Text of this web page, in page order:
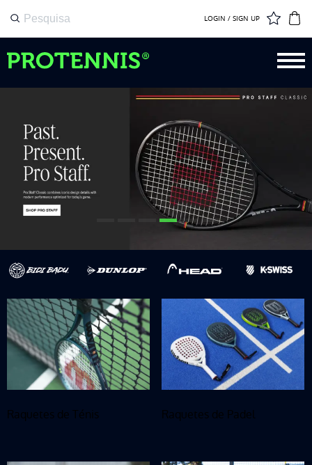
LOGIN / SIGN UP
Raquetes de Ténis Raquetes de Padel